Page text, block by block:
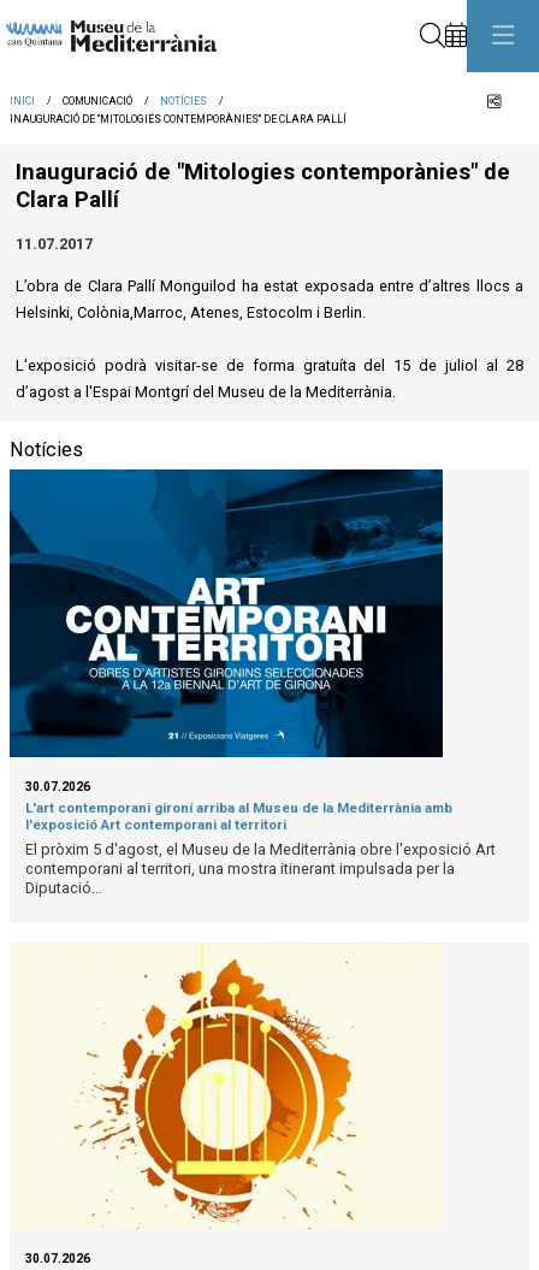
INICI COMUNICACIÓ
NOTÍCIES
INAUGURACIÓ DE "MITOLOGIES CONTEMPORÀNIES" DE CLARA PALLÍ
Inauguració de "Mitologies contemporànies" de
Clara Pallí
11.07.2017
L’obra de Clara Pallí Monguilod ha estat exposada entre d’altres llocs a
Helsinki, Colònia,Marroc, Atenes, Estocolm i Berlin.
L'exposició podrà visitar-se de forma gratuíta del 15 de juliol al 28
d’agost a l'Espai Montgrí del Museu de la Mediterrània.
Notícies
30.07.2026
L'art contemporani gironí arriba al Museu de la Mediterrània amb
l'exposició Art contemporani al territori
El pròxim 5 d'agost, el Museu de la Mediterrània obre l'exposició Art
contemporani al territori, una mostra itinerant impulsada per la
Diputació...
30.07.2026